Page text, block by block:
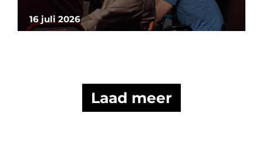
16 juli 2026
Laad meer